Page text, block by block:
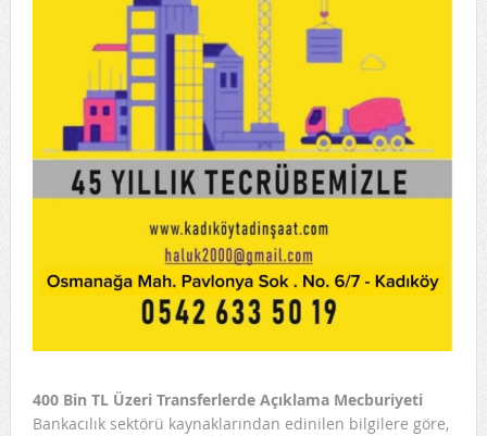
400 Bin TL Üzeri Transferlerde Açıklama Mecburiyeti
Bankacılık sektörü kaynaklarından edinilen bilgilere göre,